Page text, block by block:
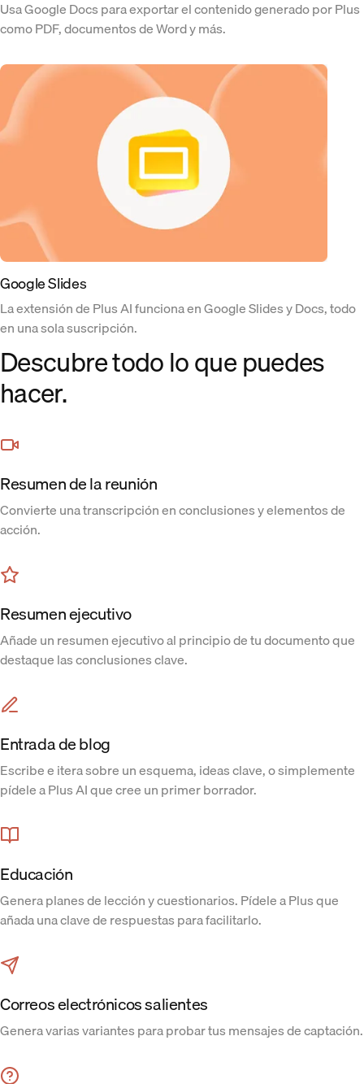
Usa Google Docs para exportar el contenido generado por Plus
como PDF, documentos de Word y más.
Google Slides
La extensión de Plus AI funciona en Google Slides y Docs, todo
en una sola suscripción.
Descubre todo lo que puedes
hacer.
Resumen de la reunión
Convierte una transcripción en conclusiones y elementos de
acción.
Resumen ejecutivo
Añade un resumen ejecutivo al principio de tu documento que
destaque las conclusiones clave.
Entrada de blog
Escribe e itera sobre un esquema, ideas clave, o simplemente
pídele a Plus AI que cree un primer borrador.
Educación
Genera planes de lección y cuestionarios. Pídele a Plus que
añada una clave de respuestas para facilitarlo.
Correos electrónicos salientes
Genera varias variantes para probar tus mensajes de captación.